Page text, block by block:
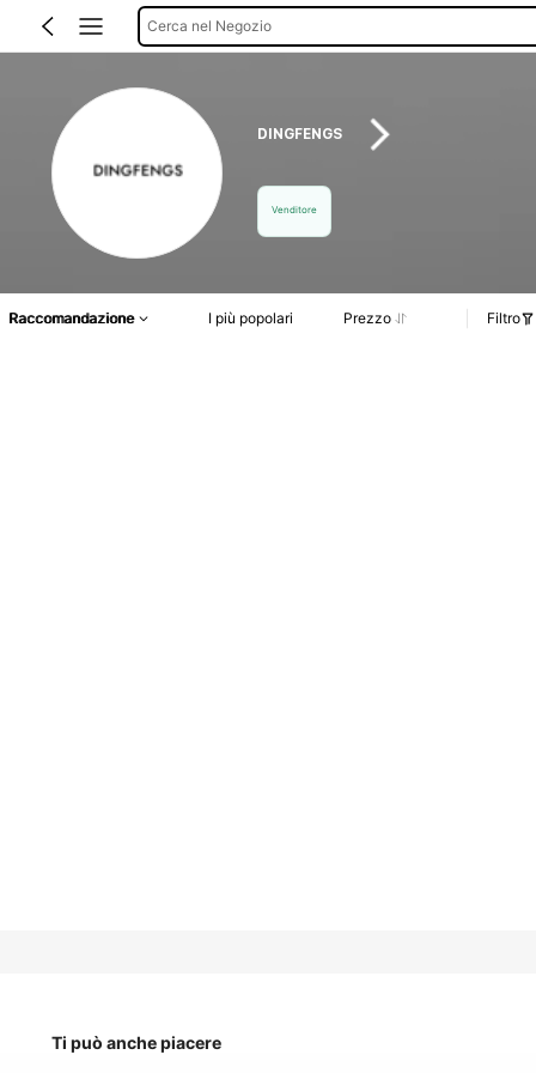
Cerca nel Negozio
DINGFENGS
Venditore
Raccomandazione I più popolari Prezzo Filtro
Ti può anche piacere